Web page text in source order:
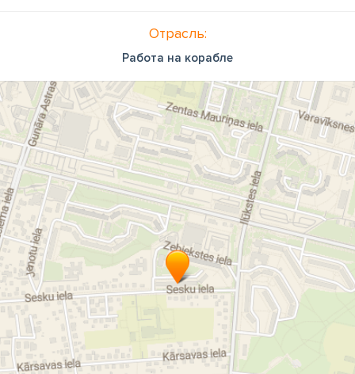
Отрасль:
Работа на корабле